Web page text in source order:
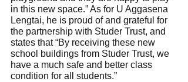
in this new space.” As for U Aggasena
Lengtai, he is proud of and grateful for
the partnership with Studer Trust, and
states that “By receiving these new
school buildings from Studer Trust, we
have a much safe and better class
condition for all students.”